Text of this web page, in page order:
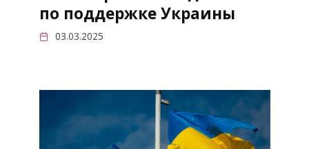
по поддержке Украины
03.03.2025